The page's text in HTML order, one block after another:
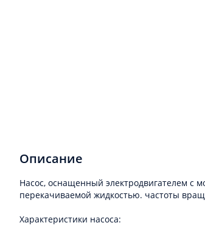
Описание
Насос, оснащенный электродвигателем
перекачиваемой жидкостью. частоты
Характеристики насоса: